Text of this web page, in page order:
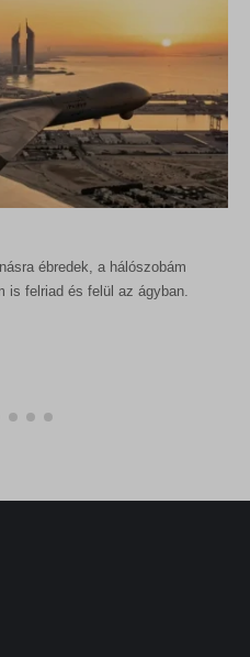
ébredek, a hálószobám
is felriad és felül az ágyban.